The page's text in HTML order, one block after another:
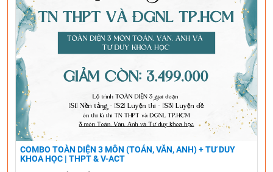
COMBO TOÀN DIỆN 3 MÔN (TOÁN, VĂN, ANH) + TƯ DUY
KHOA HỌC | THPT & V-ACT